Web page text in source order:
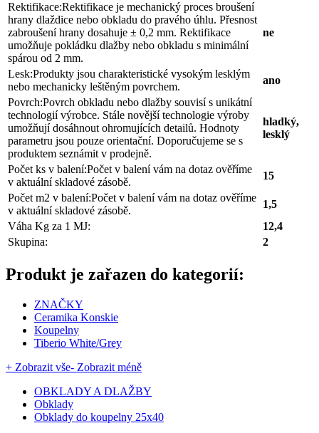
Rektifikace:Rektifikace je mechanický proces broušení
hrany dlaždice nebo obkladu do pravého úhlu. Přesnost
zabroušení hrany dosahuje ± 0,2 mm. Rektifikace
umožňuje pokládku dlažby nebo obkladu s minimální
spárou od 2 mm.
ne
Lesk:Produkty jsou charakteristické vysokým lesklým
nebo mechanicky leštěným povrchem.
ano
Povrch:Povrch obkladu nebo dlažby souvisí s unikátní
technologií výrobce. Stále novější technologie výroby
umožňují dosáhnout ohromujících detailů. Hodnoty
parametru jsou pouze orientační. Doporučujeme se s
produktem seznámit v prodejně.
hladký,
lesklý
Počet ks v balení:Počet v balení vám na dotaz ověříme
v aktuální skladové zásobě.
15
Počet m2 v balení:Počet v balení vám na dotaz ověříme
v aktuální skladové zásobě.
1,5
Váha Kg za 1 MJ:
12,4
Skupina:
2
Produkt je zařazen do kategorií:
ZNAČKY
Ceramika Konskie
Koupelny
Tiberio White/Grey
+ Zobrazit vše- Zobrazit méně
OBKLADY A DLAŽBY
Obklady
Obklady do koupelny 25x40